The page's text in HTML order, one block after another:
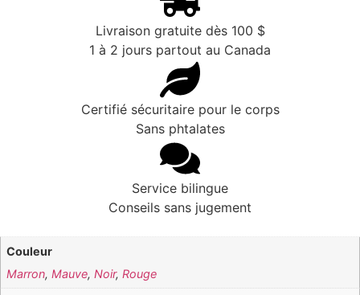
Livraison gratuite dès 100 $
1 à 2 jours partout au Canada
Certifié sécuritaire pour le corps
Sans phtalates
Service bilingue
Conseils sans jugement
Couleur
Marron,Mauve,Noir,Rouge